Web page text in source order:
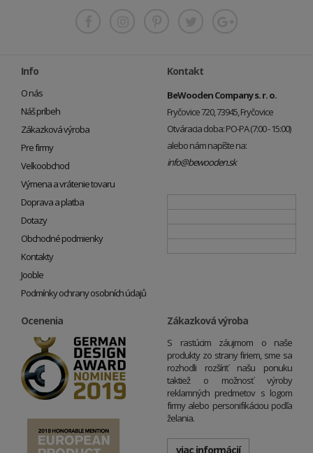
Info
O nás
Náš príbeh
Zákazková výroba
Pre firmy
Veľkoobchod
Výmena a vrátenie tovaru
Doprava a platba
Dotazy
Obchodné podmienky
Kontakty
Jooble
Podmínky ochrany osobních údajů
Kontakt
BeWooden Company s. r. o.
Fryčovice 720, 73945, Fryčovice
Otváracia doba: PO-PA (7:00 - 15:00)
alebo nám napíšte na:
info@bewooden.sk
Ocenenia Zákazková výroba
S rastúcim záujmom o naše
produkty zo strany firiem, sme sa
rozhodli rozšíriť našu ponuku
taktiež o možnosť výroby
reklamných predmetov s logom
firmy alebo personifikáciou podľa
želania.
viac informácií